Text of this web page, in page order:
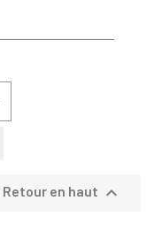
Retour en haut 